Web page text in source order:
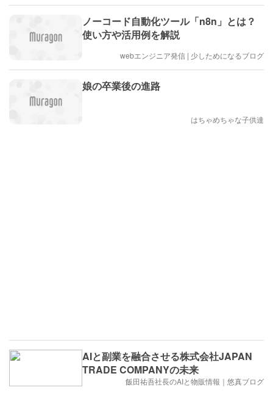
ノーコード自動化ツール「n8n」とは？
使い方や活用例を解説
webエンジニア発信 | 少しためになるブログ
娘の卒業後の進路
はちゃめちゃな子供達
AIと副業を融合させる株式会社JAPAN
TRADE COMPANYの未来
飯田祐吾社長のAIと物販情報｜悠真ブログ